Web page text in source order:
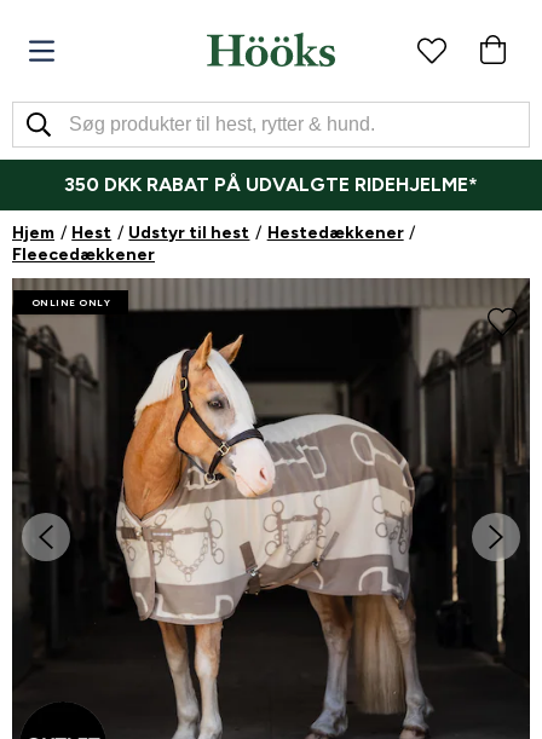
350 DKK RABAT PÅ UDVALGTE RIDEHJELME*
Hjem Hest Udstyr til hest
Hestedækkener
Fleecedækkener
ONLINE ONLY